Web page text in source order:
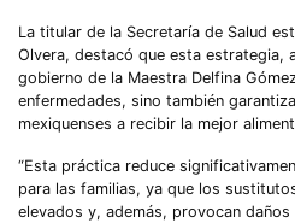
La titular de la Secretaría de Salud
Olvera, destacó que esta estrategia,
gobierno de la Maestra Delfina
enfermedades, sino también
mexiquenses a recibir la mejor
“Esta práctica reduce
para las familias, ya que los
elevados y, además, provocan